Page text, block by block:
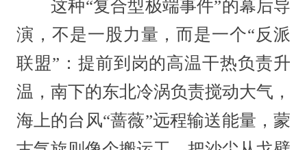
这种“复合型极端事件”的幕后导
演，不是一股力量，而是一个“反派
联盟”：提前到岗的高温干热负责升
温，南下的东北冷涡负责搅动大气，
海上的台风“蔷薇”远程输送能量，蒙